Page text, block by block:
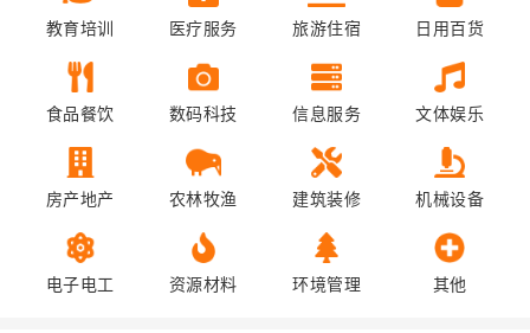
教育培训 医疗服务 旅游住宿 日用百货
食品餐饮 数码科技 信息服务 文体娱乐
房产地产 农林牧渔 建筑装修 机械设备
电子电工 资源材料 环境管理 其他